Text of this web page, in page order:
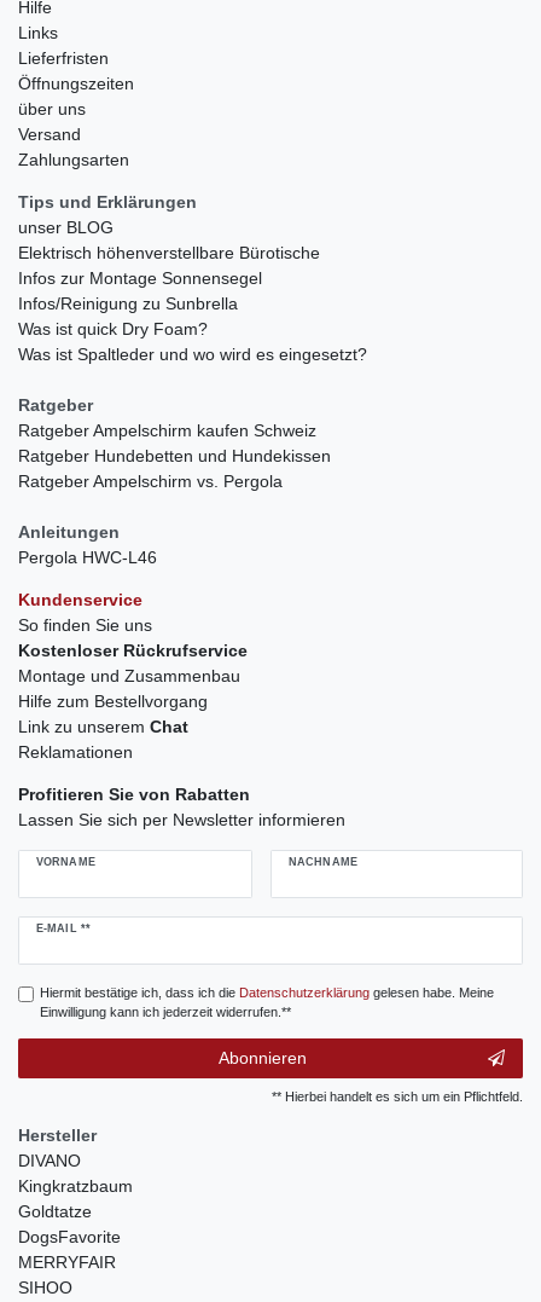
Hilfe
Links
Lieferfristen
Öffnungszeiten
über uns
Versand
Zahlungsarten
Tips und Erklärungen
unser BLOG
Elektrisch höhenverstellbare Bürotische
Infos zur Montage Sonnensegel
Infos/Reinigung zu Sunbrella
Was ist quick Dry Foam?
Was ist Spaltleder und wo wird es eingesetzt?
Ratgeber
Ratgeber Ampelschirm kaufen Schweiz
Ratgeber Hundebetten und Hundekissen
Ratgeber Ampelschirm vs. Pergola
Anleitungen
Pergola HWC-L46
Kundenservice
So finden Sie uns
Kostenloser Rückrufservice
Montage und Zusammenbau
Hilfe zum Bestellvorgang
Link zu unserem Chat
Reklamationen
Profitieren Sie von Rabatten
Lassen Sie sich per Newsletter informieren
VORNAME NACHNAME
E-MAIL **
Newsletter
Hiermit bestätige ich, dass ich die Daten­schutz­erklärunggelesen habe. Meine
Einwilligung kann ich jederzeit widerrufen.**
Abonnieren
** Hierbei handelt es sich um ein Pflichtfeld.
Hersteller
DIVANO
Kingkratzbaum
Goldtatze
DogsFavorite
MERRYFAIR
SIHOO